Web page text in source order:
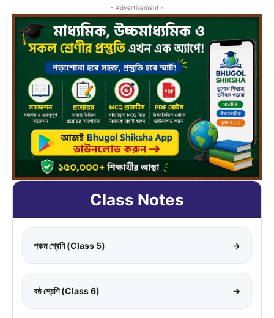
- Advertisement -
Class Notes
পঞ্চম শ্রেণি (Class 5) →
ষষ্ঠ শ্রেণি (Class 6) →